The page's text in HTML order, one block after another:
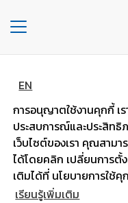
EN
การอนุญาตใช้งานคุกกี้ เ
ประสบการณ์และประสิท
เว็บไซต์ของเรา คุณสาม
ได้โดยคลิก เปลี่ยนการ
เติมได้ที่ นโยบายการใช้คุ
เรียนรู้เพิ่มเติม
Toggle
navigation
องค์กร
ประเภท
รถยนต์
MFX180R PLUS